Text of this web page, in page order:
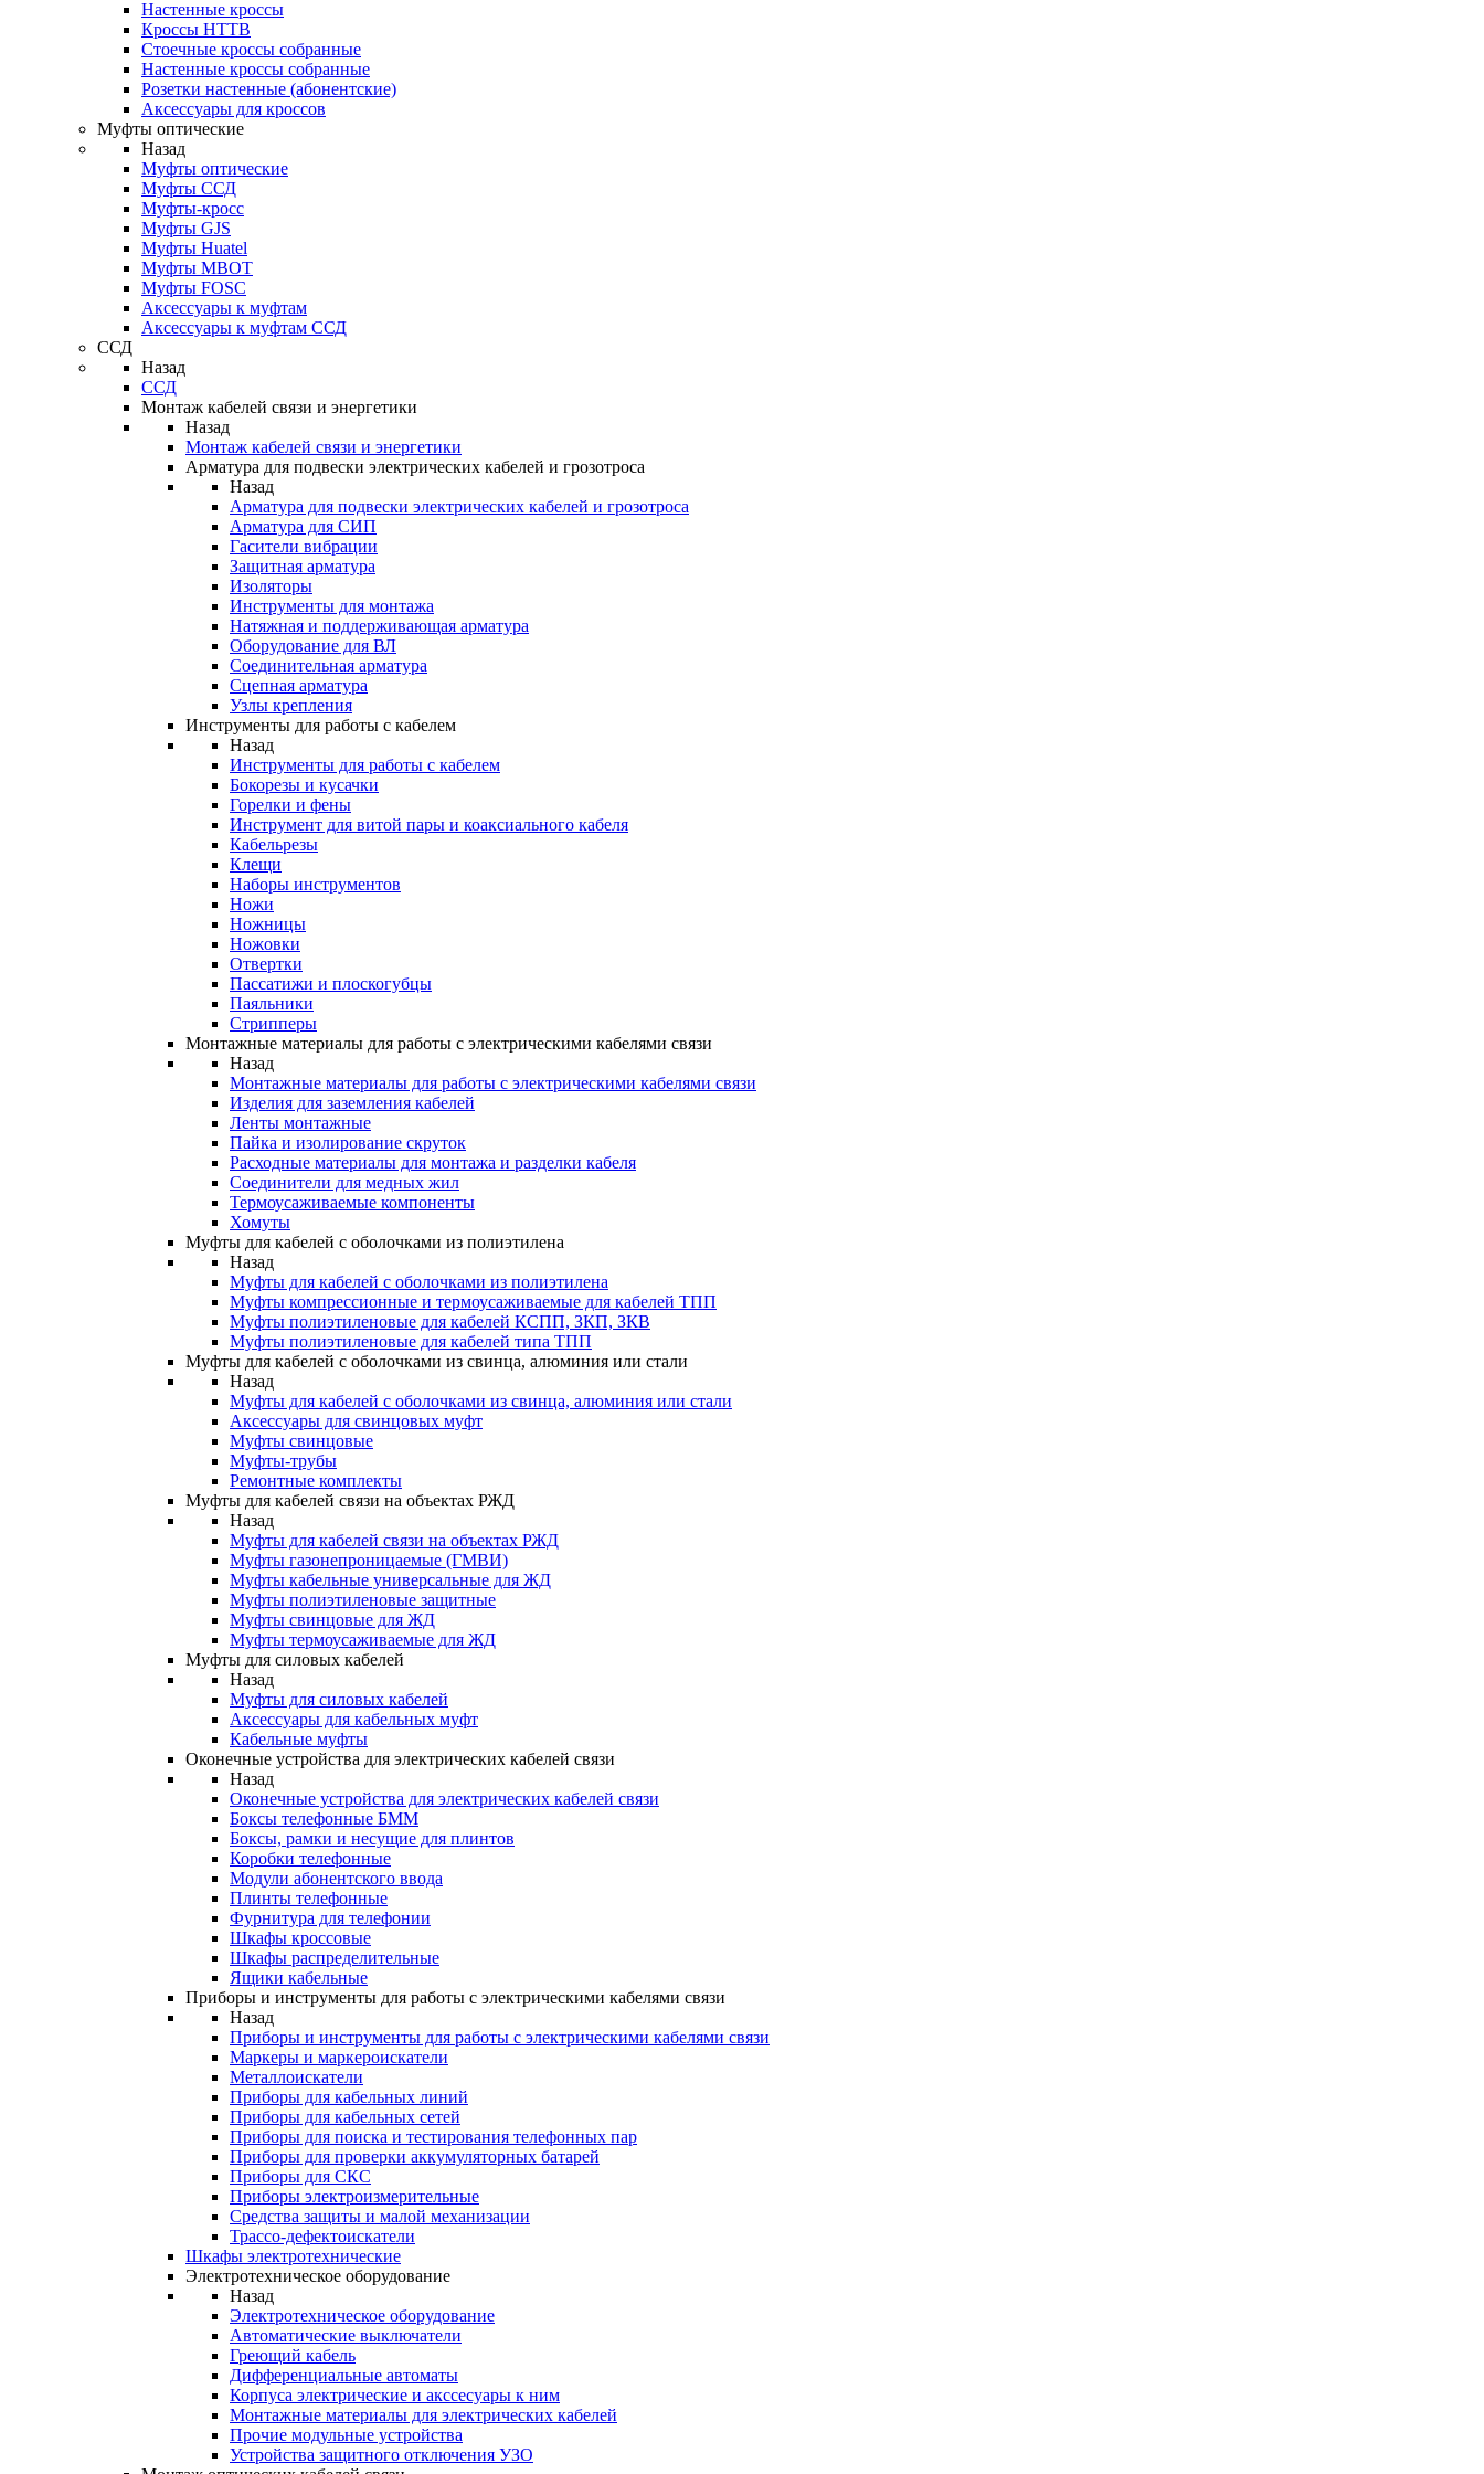
Настенные кроссы
Кроссы HTTB
Стоечные кроссы собранные
Настенные кроссы собранные
Розетки настенные (абонентские)
Аксессуары для кроссов
Муфты оптические
Назад
Муфты оптические
Муфты ССД
Муфты-кросс
Муфты GJS
Муфты Huatel
Муфты МВОТ
Муфты FOSC
Аксессуары к муфтам
Аксессуары к муфтам ССД
ССД
Назад
ССД
Монтаж кабелей связи и энергетики
Назад
Монтаж кабелей связи и энергетики
Арматура для подвески электрических кабелей и грозотроса
Назад
Арматура для подвески электрических кабелей и грозотроса
Арматура для СИП
Гасители вибрации
Защитная арматура
Изоляторы
Инструменты для монтажа
Натяжная и поддерживающая арматура
Оборудование для ВЛ
Соединительная арматура
Сцепная арматура
Узлы крепления
Инструменты для работы с кабелем
Назад
Инструменты для работы с кабелем
Бокорезы и кусачки
Горелки и фены
Инструмент для витой пары и коаксиального кабеля
Кабельрезы
Клещи
Наборы инструментов
Ножи
Ножницы
Ножовки
Отвертки
Пассатижи и плоскогубцы
Паяльники
Стрипперы
Монтажные материалы для работы с электрическими кабелями связи
Назад
Монтажные материалы для работы с электрическими кабелями связи
Изделия для заземления кабелей
Ленты монтажные
Пайка и изолирование скруток
Расходные материалы для монтажа и разделки кабеля
Соединители для медных жил
Термоусаживаемые компоненты
Хомуты
Муфты для кабелей с оболочками из полиэтилена
Назад
Муфты для кабелей с оболочками из полиэтилена
Муфты компрессионные и термоусаживаемые для кабелей ТПП
Муфты полиэтиленовые для кабелей КСПП, ЗКП, ЗКВ
Муфты полиэтиленовые для кабелей типа ТПП
Муфты для кабелей с оболочками из свинца, алюминия или стали
Назад
Муфты для кабелей с оболочками из свинца, алюминия или стали
Аксессуары для свинцовых муфт
Муфты свинцовые
Муфты-трубы
Ремонтные комплекты
Муфты для кабелей связи на объектах РЖД
Назад
Муфты для кабелей связи на объектах РЖД
Муфты газонепроницаемые (ГМВИ)
Муфты кабельные универсальные для ЖД
Муфты полиэтиленовые защитные
Муфты свинцовые для ЖД
Муфты термоусаживаемые для ЖД
Муфты для силовых кабелей
Назад
Муфты для силовых кабелей
Аксессуары для кабельных муфт
Кабельные муфты
Оконечные устройства для электрических кабелей связи
Назад
Оконечные устройства для электрических кабелей связи
Боксы телефонные БММ
Боксы, рамки и несущие для плинтов
Коробки телефонные
Модули абонентского ввода
Плинты телефонные
Фурнитура для телефонии
Шкафы кроссовые
Шкафы распределительные
Ящики кабельные
Приборы и инструменты для работы с электрическими кабелями связи
Назад
Приборы и инструменты для работы с электрическими кабелями связи
Маркеры и маркероискатели
Металлоискатели
Приборы для кабельных линий
Приборы для кабельных сетей
Приборы для поиска и тестирования телефонных пар
Приборы для проверки аккумуляторных батарей
Приборы для СКС
Приборы электроизмерительные
Средства защиты и малой механизации
Трассо-дефектоискатели
Шкафы электротехнические
Электротехническое оборудование
Назад
Электротехническое оборудование
Автоматические выключатели
Греющий кабель
Дифференциальные автоматы
Корпуса электрические и акссесуары к ним
Монтажные материалы для электрических кабелей
Прочие модульные устройства
Устройства защитного отключения УЗО